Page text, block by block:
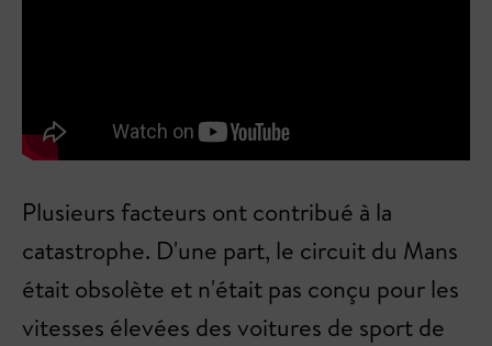
Plusieurs facteurs ont contribué à la
catastrophe. D'une part, le circuit du Mans
était obsolète et n'était pas conçu pour les
vitesses élevées des voitures de sport de